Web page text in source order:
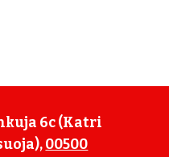
6c (Katri
00500